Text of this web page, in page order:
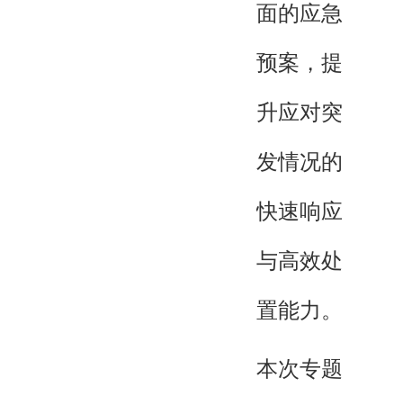
面的应急
预案，提
升应对突
发情况的
快速响应
与高效处
置能力。
本次专题